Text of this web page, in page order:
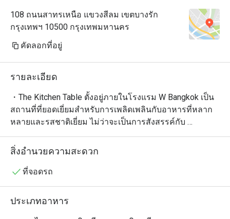
108 ถนนสาทรเหนือ แขวงสีลม เขตบางรัก
กรุงเทพฯ 10500 กรุงเทพมหานคร
คัดลอกที่อยู่
รายละเอียด
・The Kitchen Table ตั้งอยู่ภายในโรงแรม W Bangkok เป็น
สถานที่ที่ยอดเยี่ยมสำหรับการเพลิดเพลินกับอาหารที่หลาก
หลายและรสชาติเยี่ยม ไม่ว่าจะเป็นการสังสรรค์กับ
ครอบครัวและเพื่อนๆ หรือแค่อยากหาที่นั่งทานอาหารแบบ
สบายๆ ที่นี่ก็พร้อมตอบโจทย์ทุกความต้องการของคุณ
ประณีต ผสานกับ บุฟเฟต์นานาชาติ ส่วนในยามค่ำคืนจะ
และตุ๋นแบบช้าๆ เพื่อให้ได้รสชาติเข้มข้นและเต็มอิ่ม
สิ่งอำนวยความสะดวก
ที่จอดรถ
ประเภทอาหาร